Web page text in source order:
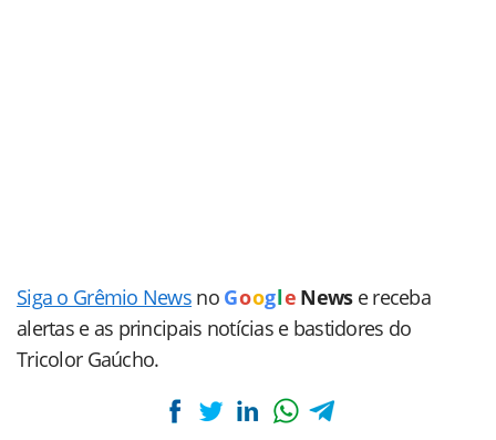
Siga o Grêmio News no Goog le News e receba
alertas e as principais notícias e bastidores do
Tricolor Gaúcho.